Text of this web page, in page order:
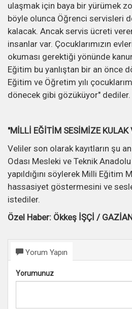
ulaşmak için baya bir yürümek
böyle olunca Öğrenci servisleri
kalacak. Ancak servis ücreti
insanlar var. Çocuklarımızın
okuması gerektiği yönünde
Eğitim bu yanlıştan bir an önce
Eğitim ve Öğretim yılı
dönecek gibi gözüküyor" dediler.
"MİLLİ EĞİTİM SESİMİZE KULAK
Veliler son olarak kayıtların şu
Odası Mesleki ve Teknik
yapıldığını söylerek Milli Eğitim
hassasiyet göstermesini ve
istediler.
Özel Haber: Ökkeş İŞÇİ /
Yorum Yapın
Yorumunuz